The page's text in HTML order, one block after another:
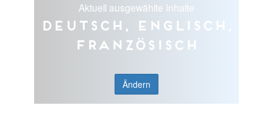
Aktuell ausgewählte Inhalte
Deutsch, Englisch,
Französisch
Ändern